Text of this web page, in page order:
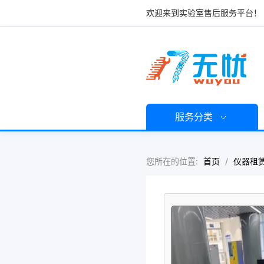
欢迎来到实验室售后服务平台！
服务分类
您所在的位置: 首页 / 仪器租